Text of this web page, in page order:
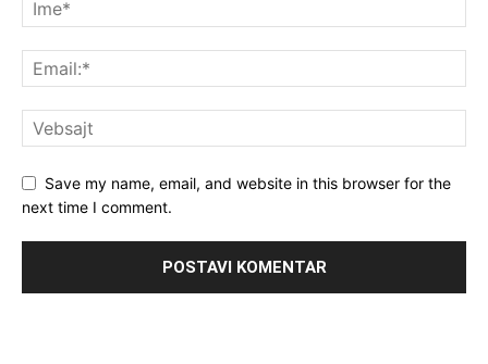
Save my name, email, and website in this browser for the
next time I comment.